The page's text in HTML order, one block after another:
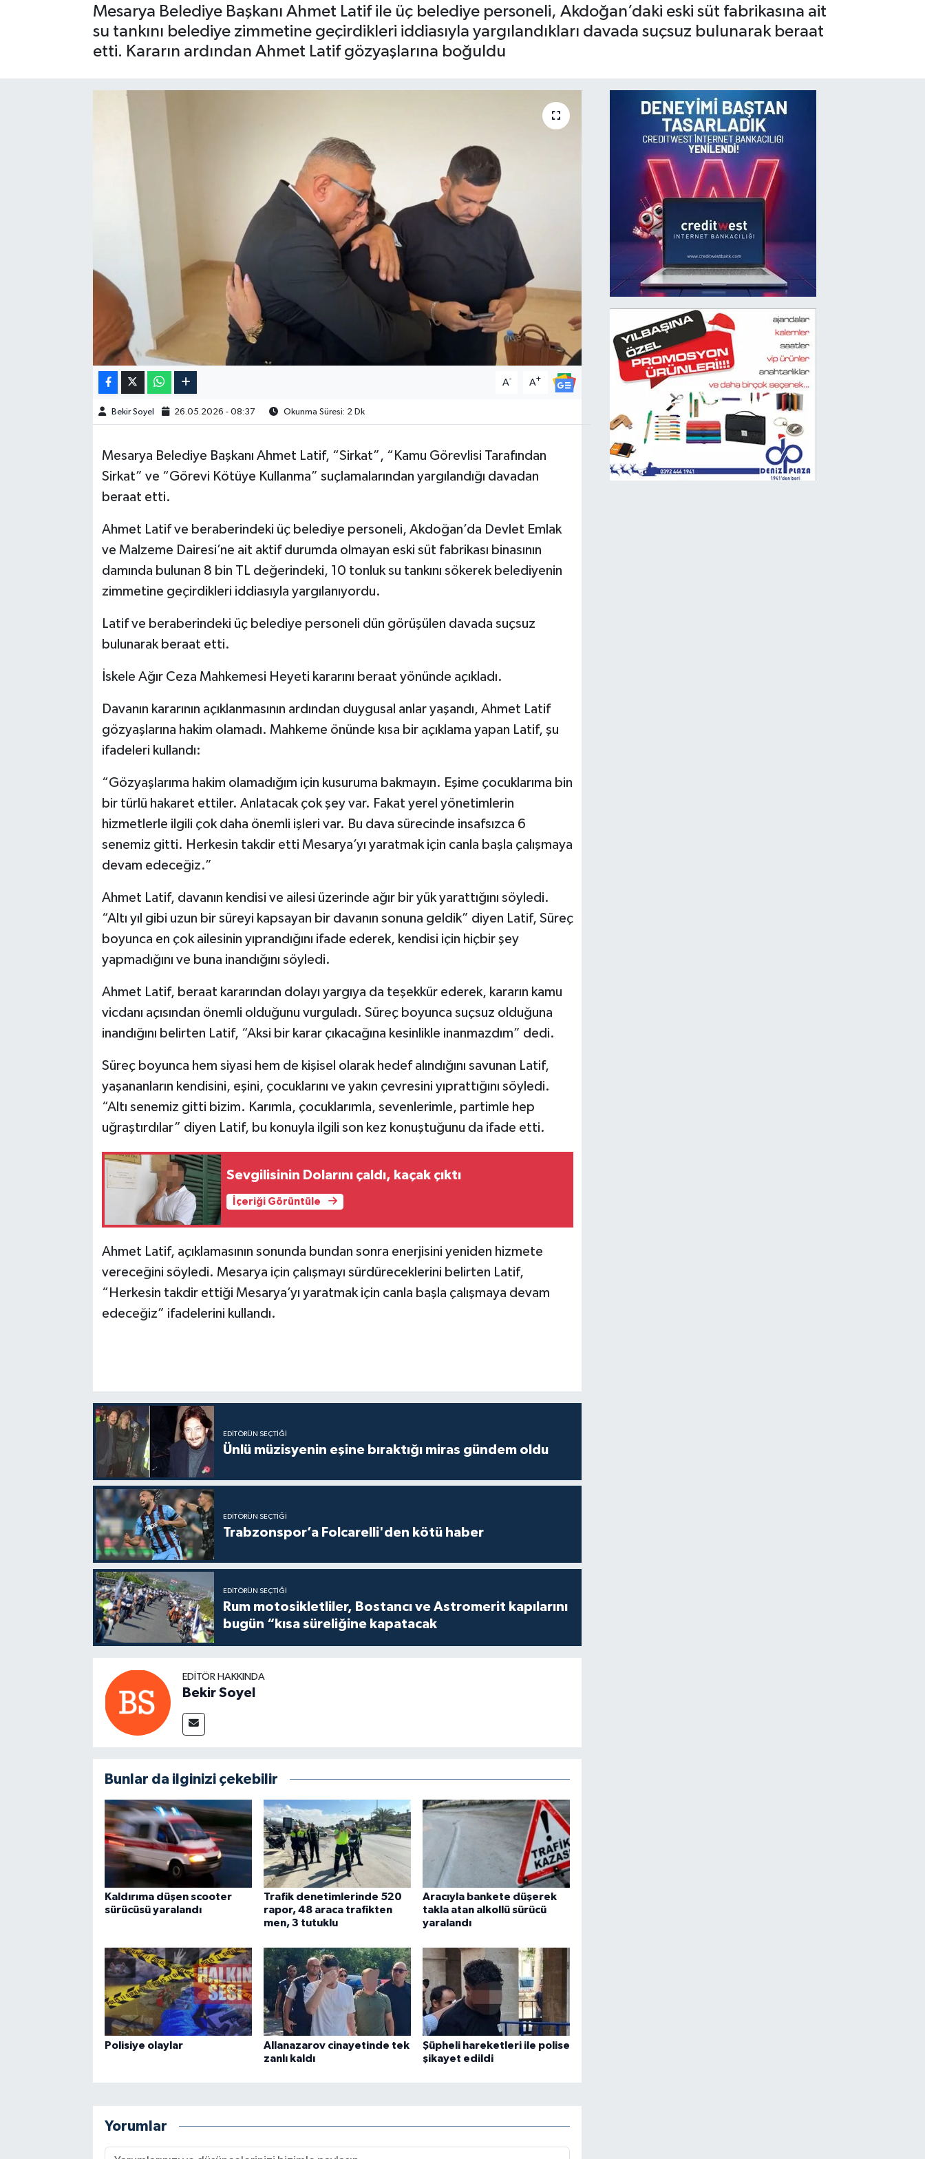
Mesarya Belediye Başkanı Ahmet Latif ile üç belediye personeli, Akdoğan’daki eski süt fabrikasına ait
su tankını belediye zimmetine geçirdikleri iddiasıyla yargılandıkları davada suçsuz bulunarak beraat
etti. Kararın ardından Ahmet Latif gözyaşlarına boğuldu
A- A+
Bekir Soyel 26.05.2026 - 08:37 Okunma Süresi: 2 Dk
Mesarya Belediye Başkanı Ahmet Latif, “Sirkat”, “Kamu Görevlisi Tarafından
Sirkat” ve “Görevi Kötüye Kullanma” suçlamalarından yargılandığı davadan
beraat etti.
Ahmet Latif ve beraberindeki üç belediye personeli, Akdoğan’da Devlet Emlak
ve Malzeme Dairesi’ne ait aktif durumda olmayan eski süt fabrikası binasının
damında bulunan 8 bin TL değerindeki, 10 tonluk su tankını sökerek belediyenin
zimmetine geçirdikleri iddiasıyla yargılanıyordu.
Latif ve beraberindeki üç belediye personeli dün görüşülen davada suçsuz
bulunarak beraat etti.
İskele Ağır Ceza Mahkemesi Heyeti kararını beraat yönünde açıkladı.
Davanın kararının açıklanmasının ardından duygusal anlar yaşandı, Ahmet Latif
gözyaşlarına hakim olamadı. Mahkeme önünde kısa bir açıklama yapan Latif, şu
ifadeleri kullandı:
“Gözyaşlarıma hakim olamadığım için kusuruma bakmayın. Eşime çocuklarıma bin
bir türlü hakaret ettiler. Anlatacak çok şey var. Fakat yerel yönetimlerin
hizmetlerle ilgili çok daha önemli işleri var. Bu dava sürecinde insafsızca 6
senemiz gitti. Herkesin takdir etti Mesarya’yı yaratmak için canla başla çalışmaya
devam edeceğiz.”
Ahmet Latif, davanın kendisi ve ailesi üzerinde ağır bir yük yarattığını söyledi.
“Altı yıl gibi uzun bir süreyi kapsayan bir davanın sonuna geldik” diyen Latif, Süreç
boyunca en çok ailesinin yıprandığını ifade ederek, kendisi için hiçbir şey
yapmadığını ve buna inandığını söyledi.
Ahmet Latif, beraat kararından dolayı yargıya da teşekkür ederek, kararın kamu
vicdanı açısından önemli olduğunu vurguladı. Süreç boyunca suçsuz olduğuna
inandığını belirten Latif, “Aksi bir karar çıkacağına kesinlikle inanmazdım” dedi.
Süreç boyunca hem siyasi hem de kişisel olarak hedef alındığını savunan Latif,
yaşananların kendisini, eşini, çocuklarını ve yakın çevresini yıprattığını söyledi.
“Altı senemiz gitti bizim. Karımla, çocuklarımla, sevenlerimle, partimle hep
uğraştırdılar” diyen Latif, bu konuyla ilgili son kez konuştuğunu da ifade etti.
Sevgilisinin Dolarını çaldı, kaçak çıktı
İçeriği Görüntüle
Ahmet Latif, açıklamasının sonunda bundan sonra enerjisini yeniden hizmete
vereceğini söyledi. Mesarya için çalışmayı sürdüreceklerini belirten Latif,
“Herkesin takdir ettiği Mesarya’yı yaratmak için canla başla çalışmaya devam
edeceğiz” ifadelerini kullandı.
EDITÖRÜN SEÇTIĞI
Ünlü müzisyenin eşine bıraktığı miras gündem oldu
EDITÖRÜN SEÇTIĞI
Trabzonspor’a Folcarelli'den kötü haber
EDITÖRÜN SEÇTIĞI
Rum motosikletliler, Bostancı ve Astromerit kapılarını
bugün “kısa süreliğine kapatacak
EDITÖR HAKKINDA
Bekir Soyel
Bunlar da ilginizi çekebilir
Kaldırıma düşen scooter
sürücüsü yaralandı
Trafik denetimlerinde 520
rapor, 48 araca trafikten
men, 3 tutuklu
Aracıyla bankete düşerek
takla atan alkollü sürücü
yaralandı
Polisiye olaylar
Allanazarov cinayetinde tek
zanlı kaldı
Şüpheli hareketleri ile polise
şikayet edildi
Yorumlar